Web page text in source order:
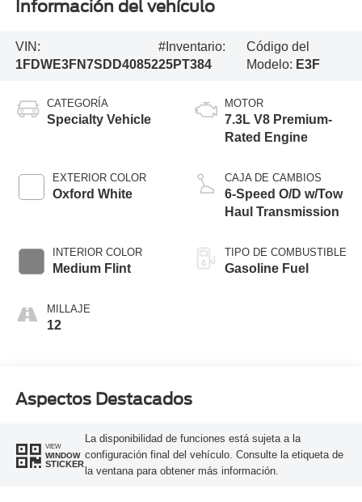
Información del vehículo
VIN:
1FDWE3FN7SDD40852
#Inventario:
25PT384
Código del
Modelo: E3F
CATEGORÍA
Specialty Vehicle
EXTERIOR COLOR
Oxford White
INTERIOR COLOR
Medium Flint
MILLAJE
12
MOTOR
7.3L V8 Premium-
Rated Engine
CAJA DE CAMBIOS
6-Speed O/D w/Tow
Haul Transmission
TIPO DE COMBUSTIBLE
Gasoline Fuel
Aspectos Destacados
VIEW
WINDOW
STICKER
La disponibilidad de funciones está sujeta a la
configuración final del vehículo. Consulte la etiqueta de
la ventana para obtener más información.